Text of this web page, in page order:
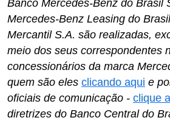
Banco Mercedes-Benz do Brasil
Mercedes-Benz Leasing do
Mercantil S.A. são realizadas,
meio dos seus correspondentes
concessionários da marca
quem são eles clicando aqui e
oficiais de comunicação - clique
diretrizes do Banco Central do